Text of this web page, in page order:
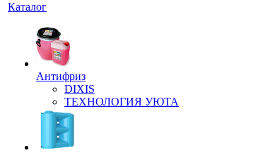
Каталог
Антифриз
DIXIS
ТЕХНОЛОГИЯ УЮТА